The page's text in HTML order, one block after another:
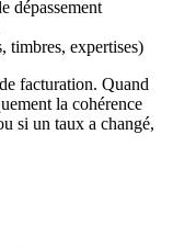
dépassement
timbres, expertises)
facturation. Quand
la cohérence
si un taux a changé,